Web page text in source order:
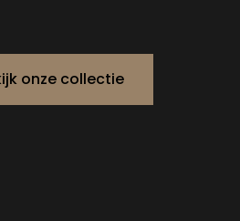
onze collectie